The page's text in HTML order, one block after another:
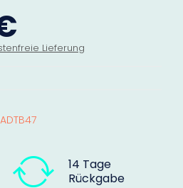
Lieferung
14 Tage
Rückgabe